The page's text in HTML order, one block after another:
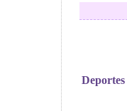
Deportes